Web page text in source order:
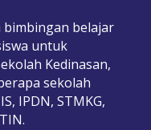
bimbingan belajar
untuk
Kedinasan,
sekolah
IPDN, STMKG,